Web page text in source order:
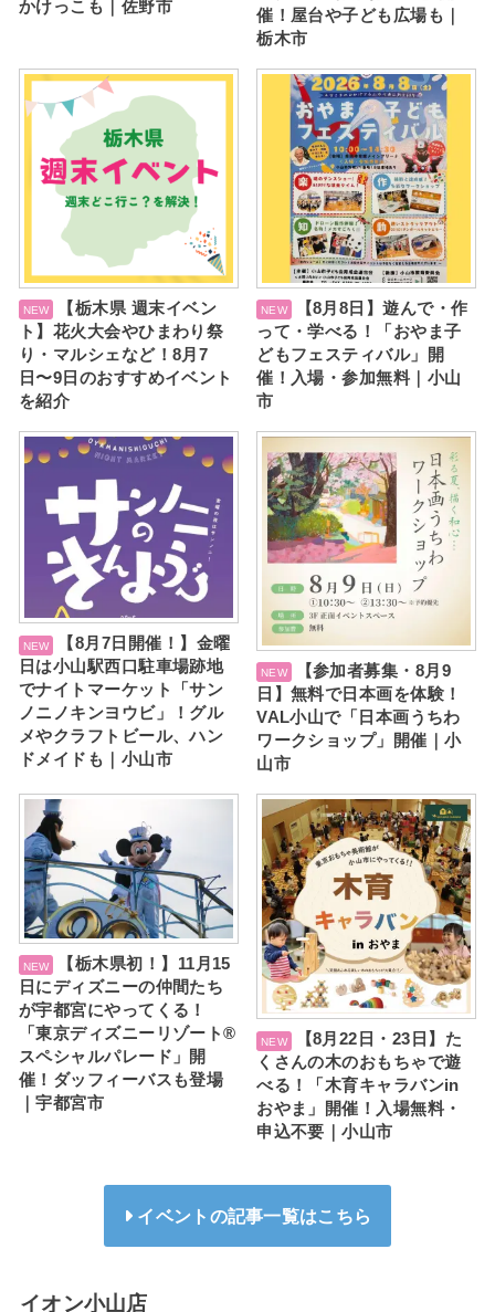
かけっこも｜佐野市
催！屋台や子ども広場も｜
栃木市
【栃木県 週末イベン
ト】花火大会やひまわり祭
り・マルシェなど！8月7
日〜9日のおすすめイベント
を紹介
【8月8日】遊んで・作
って・学べる！「おやま子
どもフェスティバル」開
催！入場・参加無料｜小山
市
【8月7日開催！】金曜
日は小山駅西口駐車場跡地
でナイトマーケット「サン
ノニノキンヨウビ」！グル
メやクラフトビール、ハン
ドメイドも｜小山市
【参加者募集・8月9
日】無料で日本画を体験！
VAL小山で「日本画うちわ
ワークショップ」開催｜小
山市
【栃木県初！】11月15
日にディズニーの仲間たち
が宇都宮にやってくる！
「東京ディズニーリゾート®
スペシャルパレード」開
催！ダッフィーバスも登場
｜宇都宮市
【8月22日・23日】た
くさんの木のおもちゃで遊
べる！「木育キャラバンin
おやま」開催！入場無料・
申込不要｜小山市
イベントの記事一覧はこちら
イオン小山店